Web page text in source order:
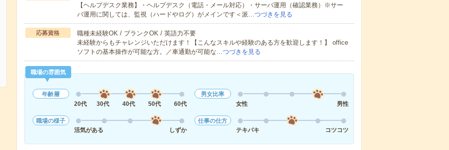
【ヘルプデスク業務】・ヘルプデスク（電話・メール対応）・サーバ運用（確認業務）※サー
バ運用に関しては、監視（ハードやログ）がメインです＜派…つづきを見る
応募資格
職種未経験OK / ブランクOK / 英語力不要
未経験からもチャレンジいただけます！【こんなスキルや経験のある方を歓迎します！】 office
ソフトの基本操作が可能な方。／車通勤が可能な…つづきを見る
職場の雰囲気
年齢層
20代
30代 40代 50代 60代
男女比率
女性
男性
職場の様子
活気がある
しずか
仕事の仕方
テキパキ
コツコツ